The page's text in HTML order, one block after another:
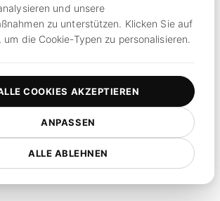
und unsere
zu unterstützen. Klicken Sie auf
, um die Cookie-Typen zu personalisieren.
ALLE ABLEHNEN
ANPASSEN
COOKIES AKZEPTIEREN